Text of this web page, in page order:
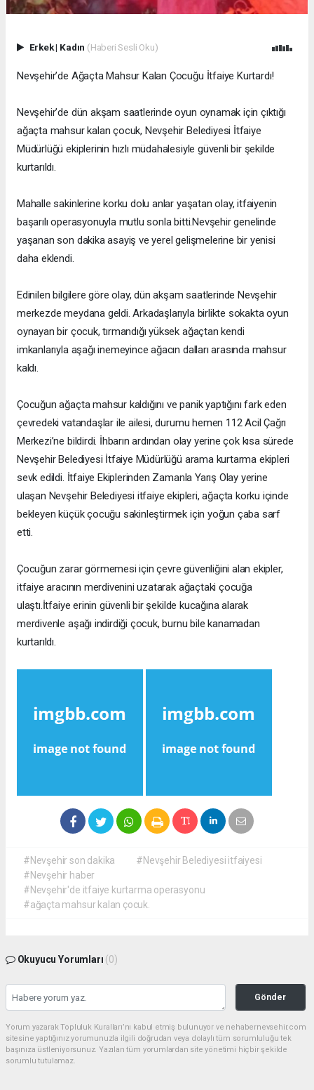
Erkek| Kadın (Haberi Sesli Oku)
Nevşehir’de Ağaçta Mahsur Kalan Çocuğu İtfaiye Kurtardı!
Nevşehir’de dün akşam saatlerinde oyun oynamak için çıktığı
ağaçta mahsur kalan çocuk, Nevşehir Belediyesi İtfaiye
Müdürlüğü ekiplerinin hızlı müdahalesiyle güvenli bir şekilde
kurtarıldı.
Mahalle sakinlerine korku dolu anlar yaşatan olay, itfaiyenin
başarılı operasyonuyla mutlu sonla bitti.Nevşehir genelinde
yaşanan son dakika asayiş ve yerel gelişmelerine bir yenisi
daha eklendi.
Edinilen bilgilere göre olay, dün akşam saatlerinde Nevşehir
merkezde meydana geldi. Arkadaşlarıyla birlikte sokakta oyun
oynayan bir çocuk, tırmandığı yüksek ağaçtan kendi
imkanlarıyla aşağı inemeyince ağacın dalları arasında mahsur
kaldı.
Çocuğun ağaçta mahsur kaldığını ve panik yaptığını fark eden
çevredeki vatandaşlar ile ailesi, durumu hemen 112 Acil Çağrı
Merkezi’ne bildirdi. İhbarın ardından olay yerine çok kısa sürede
Nevşehir Belediyesi İtfaiye Müdürlüğü arama kurtarma ekipleri
sevk edildi. İtfaiye Ekiplerinden Zamanla Yarış Olay yerine
ulaşan Nevşehir Belediyesi itfaiye ekipleri, ağaçta korku içinde
bekleyen küçük çocuğu sakinleştirmek için yoğun çaba sarf
etti.
Çocuğun zarar görmemesi için çevre güvenliğini alan ekipler,
itfaiye aracının merdivenini uzatarak ağaçtaki çocuğa
ulaştı.İtfaiye erinin güvenli bir şekilde kucağına alarak
merdivenle aşağı indirdiği çocuk, burnu bile kanamadan
kurtarıldı.
#Nevşehir son dakika
#Nevşehir Belediyesi itfaiyesi
#Nevşehir haber
#Nevşehir'de itfaiye kurtarma operasyonu
#ağaçta mahsur kalan çocuk.
Okuyucu Yorumları (0)
Gönder
Yorum yazarak Topluluk Kuralları’nı kabul etmiş bulunuyor ve nehabernevsehir.com
sitesine yaptığınız yorumunuzla ilgili doğrudan veya dolaylı tüm sorumluluğu tek
başınıza üstleniyorsunuz. Yazılan tüm yorumlardan site yönetimi hiçbir şekilde
sorumlu tutulamaz.